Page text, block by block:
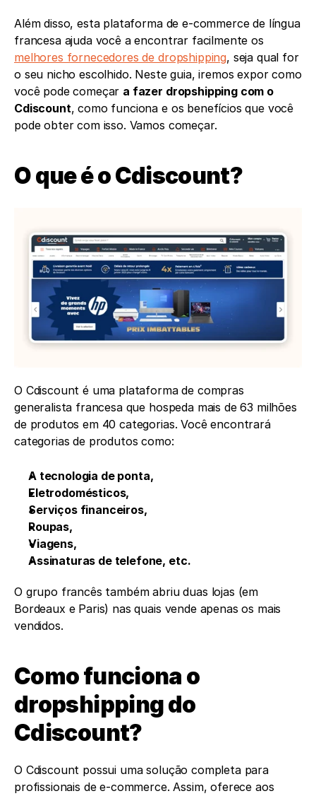
Além disso, esta plataforma de e-commerce de língua
melhores fornecedores de dropshipping, seja qual for
o seu nicho escolhido. Neste guia, iremos expor como
você pode começar a fazer dropshipping com o
Cdiscount, como funciona e os benefícios que você
pode obter com isso. Vamos começar.
O que é o Cdiscount?
O Cdiscount é uma plataforma de compras
generalista francesa que hospeda mais de 63 milhões
de produtos em 40 categorias. Você encontrará
categorias de produtos como:
A tecnologia de ponta,
Eletrodomésticos,
Serviços financeiros,
Roupas,
Viagens,
Assinaturas de telefone, etc.
O grupo francês também abriu duas lojas (em
Bordeaux e Paris) nas quais vende apenas os mais
vendidos.
Como funciona o
dropshipping do
Cdiscount?
O Cdiscount possui uma solução completa para
profissionais de e-commerce. Assim, oferece aos